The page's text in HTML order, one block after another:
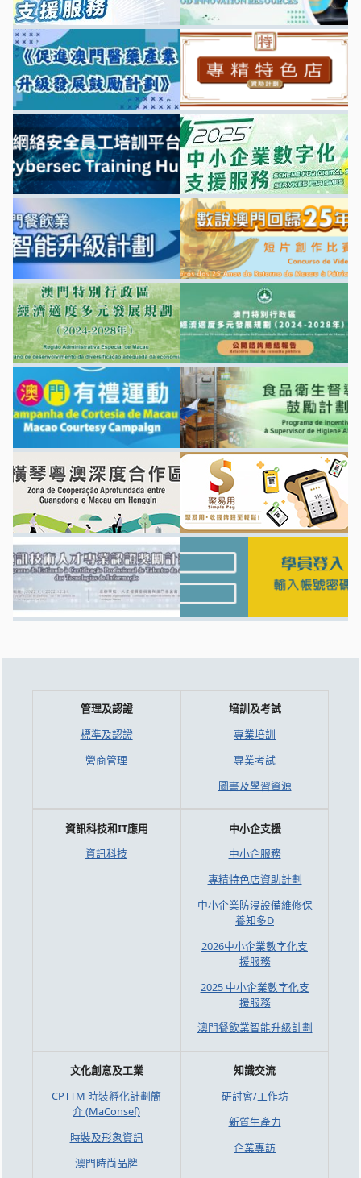
管理及認證
標準及認證
營商管理
培訓及考試
專業培訓
專業考試
圖書及學習資源
資訊科技和IT應用
資訊科技
中小企支援
中小企服務
專精特色店資助計劃
中小企業防浸設備維修保
養知多D
2026中小企業數字化支
援服務
2025 中小企業數字化支
援服務
澳門餐飲業智能升級計劃
文化創意及工業
CPTTM 時裝孵化計劃簡
介 (MaConsef)
時裝及形象資訊
澳門時尚品牌
知識交流
研討會/工作坊
新質生產力
企業專訪